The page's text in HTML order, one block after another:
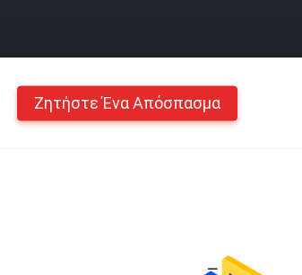
Ζητήστε Ένα Απόσπασμα